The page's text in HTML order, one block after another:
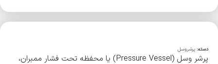
دسته: پرشروسل
پرشر وسل (Pressure Vessel) یا محفظه تحت فشار ممبران،